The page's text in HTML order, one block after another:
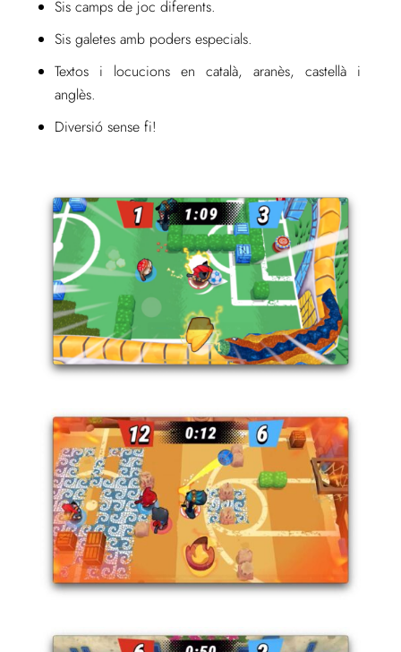
Sis camps de joc diferents.
Sis galetes amb poders especials.
Textos i locucions en català, aranès, castellà i
anglès.
Diversió sense fi!